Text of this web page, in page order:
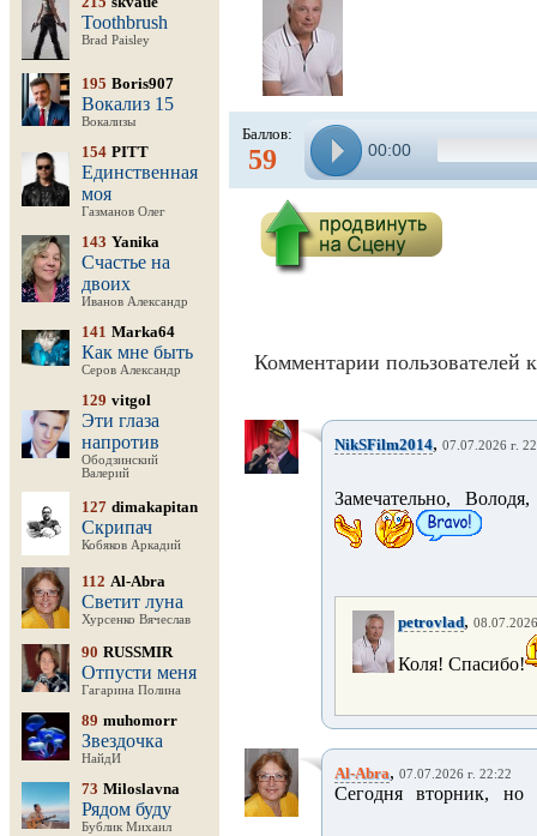
Toothbrush
Brad Paisley
195 Boris907
Вокализ 15
Вокализы
154 PITT
Единственная
моя
Газманов Олег
143 Yanika
Счастье на
двоих
Иванов Александр
141 Marka64
Как мне быть
Серов Александр
129 vitgol
Эти глаза
напротив
Ободзинский
Валерий
127 dimakapitan
Скрипач
Кобяков Аркадий
112 Al-Abra
Светит луна
Хурсенко Вячеслав
90 RUSSMIR
Отпусти меня
Гагарина Полина
89 muhomorr
Звездочка
НайдИ
73 Miloslavna
Рядом буду
Бублик Михаил
Баллов:
59 00:00
Комментарии пользователей
NikSFilm2014, 07.07.2026 г.
Замечательно,
petrovlad,
Коля! Спасибо!
Al-Abra, 07.07.2026 г. 22:22
Сегодня вторник, но